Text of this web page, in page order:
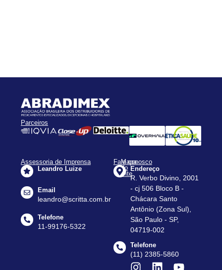
Parceiros
Assessoria de Imprensa
Leandro Luize
Email
leandro@scritta.com.br
Telefone
11-99176-5322
Mapa
do
Site
Apresentação
Assessorias
Agenda
do
Setor
Fale conosco
Endereço
R. Verbo Divino, 2001
- cj 506 Bloco B -
Chácara Santo
Antônio (Zona Sul),
São Paulo - SP,
04719-002
Telefone
(11) 2385-5860